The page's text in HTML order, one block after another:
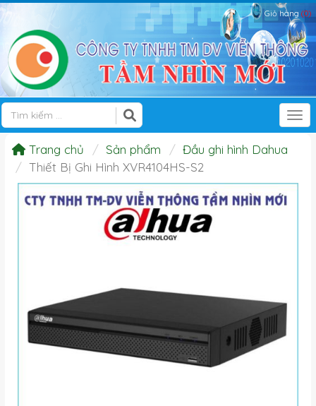
Giỏ hàng (0)
Trang chủ Sản phẩm
Đầu ghi hình Dahua
Thiết Bị Ghi Hình XVR4104HS-S2